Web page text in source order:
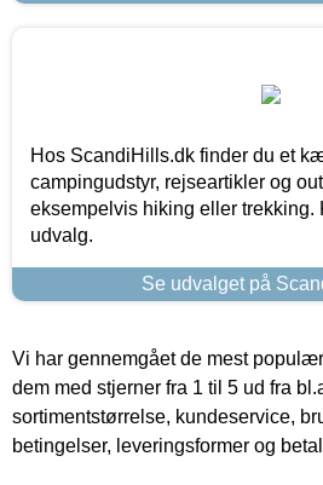
Hos ScandiHills.dk finder du et
campingudstyr, rejseartikler og
eksempelvis hiking eller trekking.
udvalg.
Se udvalget på
Vi har gennemgået de mest
dem med stjerner fra 1 til 5 ud fra
sortimentstørrelse, kundeservice,
betingelser, leveringsformer og